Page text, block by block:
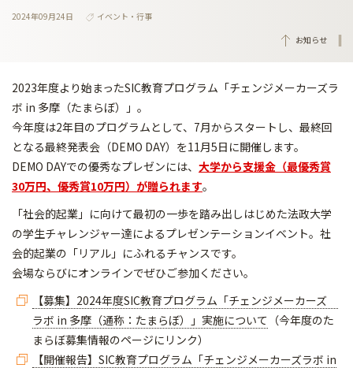
2024年09月24日
イベント・行事
お知らせ
2023年度より始まったSIC教育プログラム「チェンジメーカーズラ
ボ in 多摩（たまらぼ）」。
今年度は2年目のプログラムとして、7月からスタートし、最終回
となる最終発表会（DEMO DAY）を11月5日に開催します。
DEMO DAYでの優秀なプレゼンには、 大学から支援金（最優秀賞
30万円、優秀賞10万円）が贈られます。
「社会的起業」に向けて最初の一歩を踏み出しはじめた法政大学
の学生チャレンジャー達によるプレゼンテーションイベント。社
会的起業の「リアル」にふれるチャンスです。
会場ならびにオンラインでぜひご参加ください。
【募集】2024年度SIC教育プログラム「チェンジメーカーズ
ラボ in 多摩（通称：たまらぼ）」実施について （今年度のた
まらぼ募集情報のページにリンク）
【開催報告】SIC教育プログラム「チェンジメーカーズラボ in